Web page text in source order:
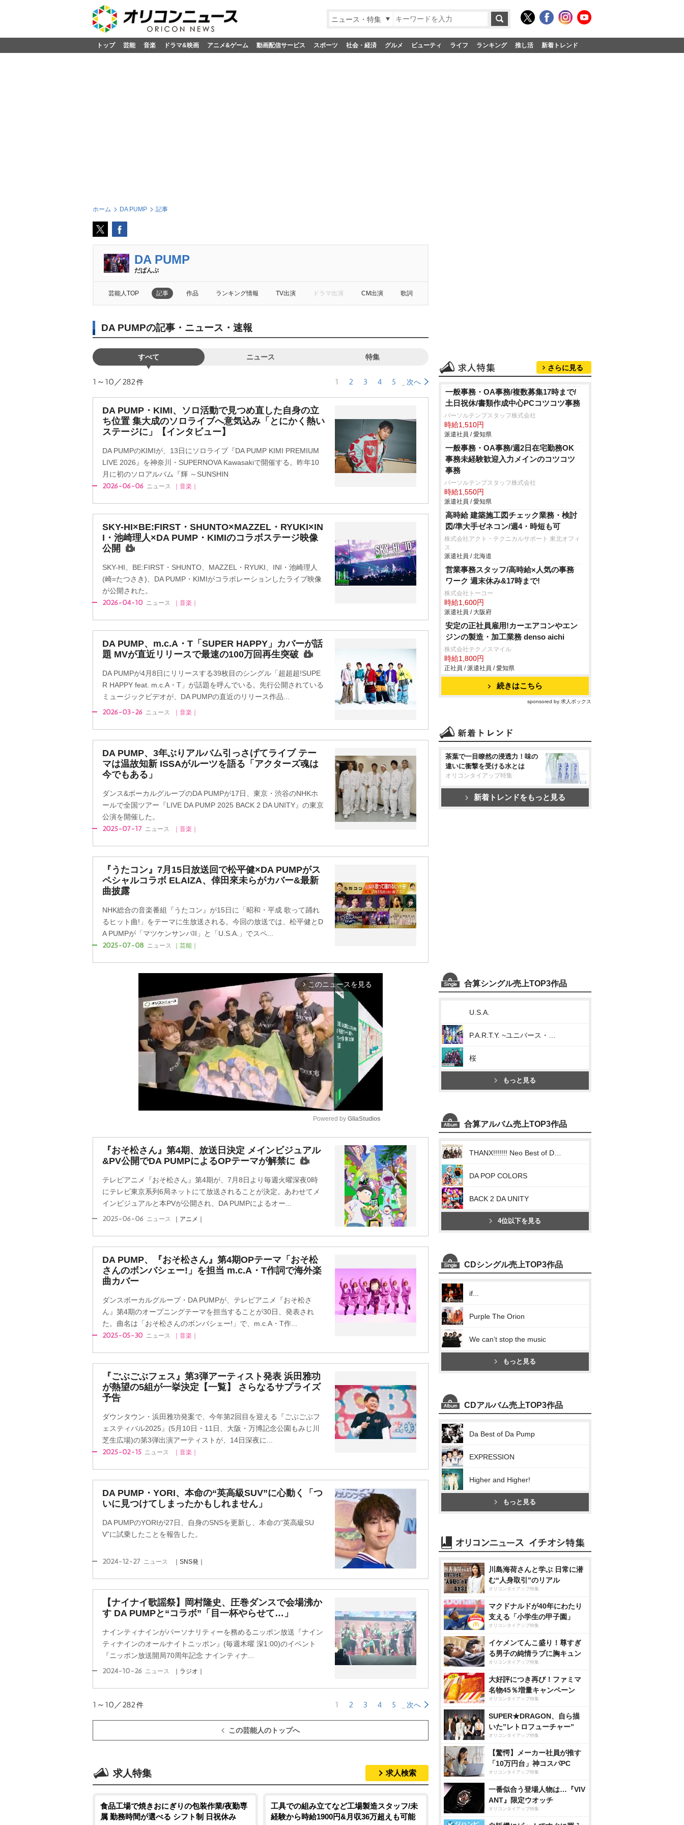
ニュース・特集
トップ 芸能 音楽 ドラマ&映画 アニメ&ゲーム 動画配信サービス スポーツ 社会・経済 グルメ ビューティ ライフ ランキング 推し活 新着トレンド
ホーム DA PUMP 記事
DA PUMP
だぱんぷ
芸能人TOP 記事 作品 ランキング情報 TV出演 ドラマ出演 CM出演 歌詞
DA PUMPの記事・ニュース・速報
すべて ニュース 特集
1～10／282件 1 2 3 4 5 次へ
DA PUMP・KIMI、ソロ活動で見つめ直した自身の立
ち位置 集大成のソロライブへ意気込み「とにかく熱い
ステージに」【インタビュー】
DA PUMPのKIMIが、13日にソロライブ『DA PUMP KIMI PREMIUM
LIVE 2026』を神奈川・SUPERNOVA Kawasakiで開催する。昨年10
月に初のソロアルバム『輝 ～SUNSHIN
2026-06-06 ニュース ｜音楽｜
SKY-HI×BE:FIRST・SHUNTO×MAZZEL・RYUKI×IN
I・池崎理人×DA PUMP・KIMIのコラボステージ映像
公開
SKY-HI、BE:FIRST・SHUNTO、MAZZEL・RYUKI、INI・池崎理人
(崎=たつさき)、DA PUMP・KIMIがコラボレーションしたライブ映像
が公開された。
2026-04-10 ニュース ｜音楽｜
DA PUMP、m.c.A・T「SUPER HAPPY」カバーが話
題 MVが直近リリースで最速の100万回再生突破
DA PUMPが4月8日にリリースする39枚目のシングル「超超超!SUPE
R HAPPY feat. m.c.A・T」が話題を呼んでいる。先行公開されている
ミュージックビデオが、DA PUMPの直近のリリース作品...
2026-03-26 ニュース ｜音楽｜
DA PUMP、3年ぶりアルバム引っさげてライブ テー
マは温故知新 ISSAがルーツを語る「アクターズ魂は
今でもある」
ダンス&ボーカルグループのDA PUMPが17日、東京・渋谷のNHKホ
ールで全国ツアー『LIVE DA PUMP 2025 BACK 2 DA UNITY』の東京
公演を開催した。
2025-07-17 ニュース ｜音楽｜
『うたコン』7月15日放送回で松平健×DA PUMPがス
ペシャルコラボ ELAIZA、倖田來未らがカバー&最新
曲披露
NHK総合の音楽番組『うたコン』が15日に「昭和・平成 歌って踊れ
るヒット曲!」をテーマに生放送される。今回の放送では、松平健とD
A PUMPが「マツケンサンバII」と「U.S.A.」でスペ...
2025-07-08 ニュース ｜芸能｜
arrow_forward_ios このニュースを見る
M
Powered by GliaStudios
『おそ松さん』第4期、放送日決定 メインビジュアル
&PV公開でDA PUMPによるOPテーマが解禁に
テレビアニメ『おそ松さん』第4期が、7月8日より毎週火曜深夜0時
にテレビ東京系列6局ネットにて放送されることが決定。あわせてメ
インビジュアルと本PVが公開され、DA PUMPによるオー...
2025-06-06 ニュース ｜アニメ｜
DA PUMP、『おそ松さん』第4期OPテーマ「おそ松
さんのボンバシェー!」を担当 m.c.A・T作詞で海外楽
曲カバー
ダンスボーカルグループ・DA PUMPが、テレビアニメ『おそ松さ
ん』第4期のオープニングテーマを担当することが30日、発表され
た。曲名は「おそ松さんのボンバシェー!」で、m.c.A・T作...
2025-05-30 ニュース ｜音楽｜
『ごぶごぶフェス』第3弾アーティスト発表 浜田雅功
が熱望の5組が一挙決定【一覧】 さらなるサプライズ
予告
ダウンタウン・浜田雅功発案で、今年第2回目を迎える『ごぶごぶフ
ェスティバル2025』(5月10日・11日、大阪・万博記念公園もみじ川
芝生広場)の第3弾出演アーティストが、14日深夜に...
2025-02-15 ニュース ｜音楽｜
DA PUMP・YORI、本命の“英高級SUV”に心動く「つ
いに見つけてしまったかもしれません」
DA PUMPのYORIが27日、自身のSNSを更新し、本命の“英高級SU
V”に試乗したことを報告した。
2024-12-27 ニュース ｜SNS発｜
【ナイナイ歌謡祭】岡村隆史、圧巻ダンスで会場沸か
す DA PUMPと“コラボ”「目一杯やらせて…」
ナインティナインがパーソナリティーを務めるニッポン放送『ナイン
ティナインのオールナイトニッポン』(毎週木曜 深1:00)のイベント
『ニッポン放送開局70周年記念 ナインティナ...
2024-10-26 ニュース ｜ラジオ｜
1～10／282件 1 2 3 4 5 次へ
この芸能人のトップへ
求人特集 求人検索
食品工場で焼きおにぎりの包装作業/夜勤専
属 勤務時間が選べる シフト制 日祝休み
工具での組み立てなど工場製造スタッフ/未
経験から時給1900円&月収36万超えも可能
さらに見る
一般事務・OA事務/複数募集17時まで/
土日祝休/書類作成中心PCコツコツ事務
パーソルテンプスタッフ株式会社
時給1,510円
派遣社員 / 愛知県
一般事務・OA事務/週2日在宅勤務OK
事務未経験歓迎入力メインのコツコツ
事務
パーソルテンプスタッフ株式会社
時給1,550円
派遣社員 / 愛知県
高時給 建築施工図チェック業務・検討
図/準大手ゼネコン/週4・時短も可
株式会社アクト・テクニカルサポート 東北オフィ
ス
派遣社員 / 北海道
営業事務スタッフ/高時給×人気の事務
ワーク 週末休み&17時まで!
株式会社トーコー
時給1,600円
派遣社員 / 大阪府
安定の正社員雇用!カーエアコンやエン
ジンの製造・加工業務 denso aichi
株式会社テクノスマイル
時給1,800円
正社員 / 派遣社員 / 愛知県
続きはこちら
sponsored by 求人ボックス
茶葉で一目瞭然の浸透力！味の
違いに衝撃を受ける水とは
オリコンタイアップ特集
新着トレンドをもっと見る
合算シングル売上TOP3作品
U.S.A.
桜
もっと見る
合算アルバム売上TOP3作品
DA POP COLORS
BACK 2 DA UNITY
4位以下を見る
CDシングル売上TOP3作品
if...
Purple The Orion
We can’t stop the music
もっと見る
CDアルバム売上TOP3作品
Da Best of Da Pump
EXPRESSION
Higher and Higher!
もっと見る
川島海荷さんと学ぶ 日常に潜
む“人身取引”のリアル
オリコンタイアップ特集
マクドナルドが40年にわたり
支える「小学生の甲子園」
オリコンタイアップ特集
イケメンてんこ盛り！尊すぎ
る男子の純情ラブに胸キュン
オリコンタイアップ特集
大好評につき再び！ファミマ
名物45％増量キャンペーン
オリコンタイアップ特集
SUPER★DRAGON、自ら描
いた”レトロフューチャー”
オリコンタイアップ特集
【驚愕】メーカー社員が推す
「10万円台」神コスパPC
オリコンタイアップ特集
一番似合う登場人物は…『VIV
ANT』限定ウオッチ
オリコンタイアップ特集